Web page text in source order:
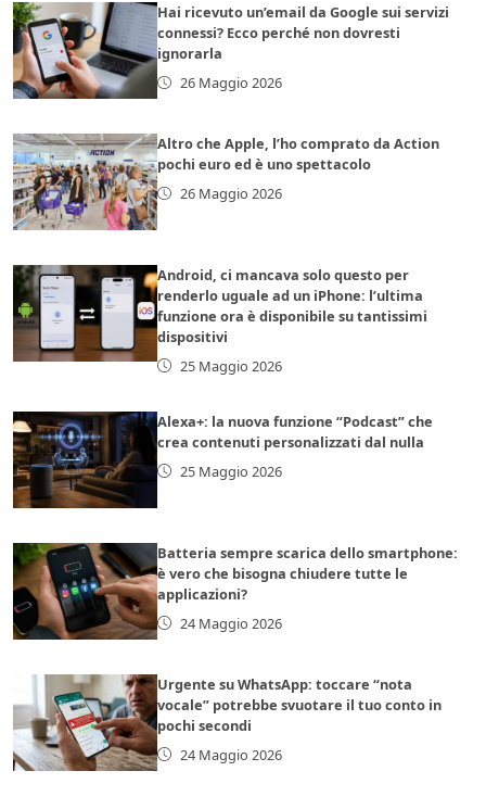
Hai ricevuto un’email da Google sui servizi
connessi? Ecco perché non dovresti
ignorarla
26 Maggio 2026
Altro che Apple, l’ho comprato da Action
pochi euro ed è uno spettacolo
26 Maggio 2026
Android, ci mancava solo questo per
renderlo uguale ad un iPhone: l’ultima
funzione ora è disponibile su tantissimi
dispositivi
25 Maggio 2026
Alexa+: la nuova funzione “Podcast” che
crea contenuti personalizzati dal nulla
25 Maggio 2026
Batteria sempre scarica dello smartphone:
è vero che bisogna chiudere tutte le
applicazioni?
24 Maggio 2026
Urgente su WhatsApp: toccare “nota
vocale” potrebbe svuotare il tuo conto in
pochi secondi
24 Maggio 2026